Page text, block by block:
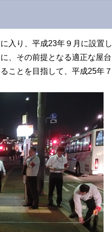
入り、平成23年９月に設置し
、その前提となる適正な屋台
ことを目指して、平成25年７